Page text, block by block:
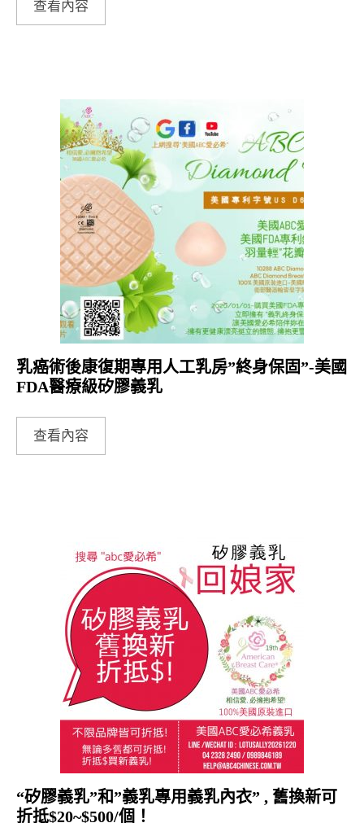
查看內容
乳癌術後康復期專用人工乳房”終身保固”-美國
FDA醫療級矽膠義乳
查看內容
“矽膠義乳”和”義乳專用義乳內衣” , 舊換新可
折抵$20~$500/個！